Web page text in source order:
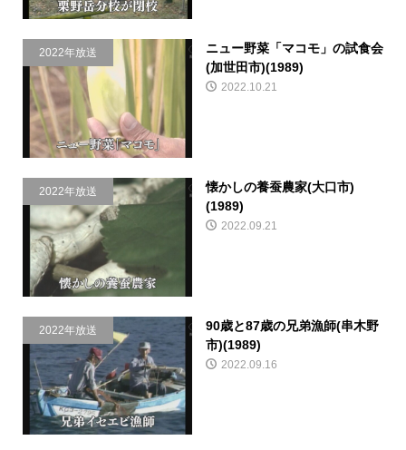
2022年放送
ニュー野菜「マコモ」の試食会
(加世田市)(1989)
2022.10.21
2022年放送
懐かしの養蚕農家(大口市)
(1989)
2022.09.21
2022年放送
90歳と87歳の兄弟漁師(串木野
市)(1989)
2022.09.16